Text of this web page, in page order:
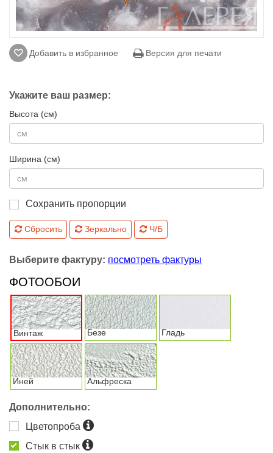
Добавить в избранное Версия для печати
Укажите ваш размер:
Высота (см)
Ширина (см)
Сохранить пропорции
Сбросить Зеркально Ч/Б
Выберите фактуру: посмотреть фактуры
ФОТООБОИ
Винтаж Безе Гладь
Иней Альфреска
Дополнительно:
Цветопроба
Стык в стык